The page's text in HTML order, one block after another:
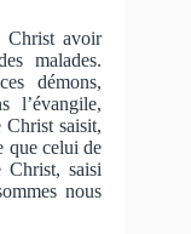
Christ avoir
malades.
démons,
l’évangile,
saisit,
que celui de
Christ, saisi
nous